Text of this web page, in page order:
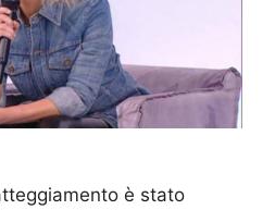
è stato